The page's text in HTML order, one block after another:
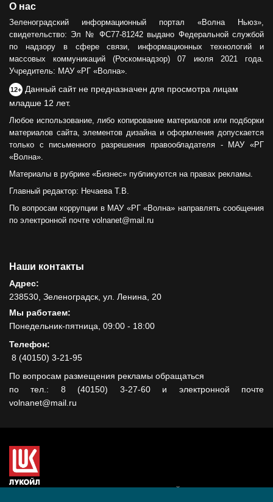
О нас
Зеленоградский информационный портал «Волна Ньюз»,
свидетельство: Эл № ФС77-81242 выдано Федеральной службой
по надзору в сфере связи, информационных технологий и
массовых коммуникаций (Роскомнадзор) 07 июля 2021 года.
Учредитель: МАУ «РГ «Волна».
12+ Данный сайт не предназначен для просмотра лицам
младше 12 лет.
Любое использование, либо копирование материалов или подборки
материалов сайта, элементов дизайна и оформления допускается
только с письменного разрешения правообладателя - МАУ «РГ
«Волна».
Материалы в рубрике «Бизнес» публикуются на правах рекламы.
Главный редактор: Нечаева Т.В.
По вопросам коррупции в МАУ «РГ «Волна» направлять сообщения
по электронной почте volnanet@mail.ru
Наши контакты
Адрес:
238530, Зеленоградск, ул. Ленина, 20
Мы работаем:
Понедельник-пятница, 09:00 - 18:00
Телефон:
8 (40150) 3-21-95
По вопросам размещения рекламы обращаться
по тел.: 8 (40150) 3-27-60 и электронной почте
volnanet@mail.ru